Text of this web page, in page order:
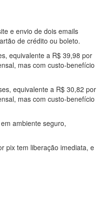
e envio de dois emails
de crédito ou boleto.
equivalente a R$ 39,98 por
mas com custo-benefício
equivalente a R$ 30,82 por
mas com custo-benefício
ambiente seguro,
pix tem liberação imediata, e